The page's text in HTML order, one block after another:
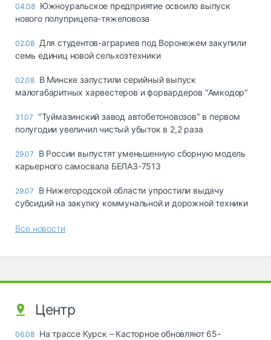
04.08 Южноуральское предприятие освоило выпуск
нового полуприцепа-тяжеловоза
02.08 Для студентов-аграриев под Воронежем закупили
семь единиц новой сельхозтехники
02.08 В Минске запустили серийный выпуск
малогабаритных харвестеров и форвардеров "Амкодор"
31.07
"Туймазинский завод автобетоновозов" в первом
полугодии увеличил чистый убыток в 2,2 раза
29.07
В России выпустят уменьшенную сборную модель
карьерного самосвала БЕЛАЗ-7513
29.07
В Нижегородской области упростили выдачу
субсидий на закупку коммунальной и дорожной техники
Все новости
Центр
06.08 На трассе Курск – Касторное обновляют 65-